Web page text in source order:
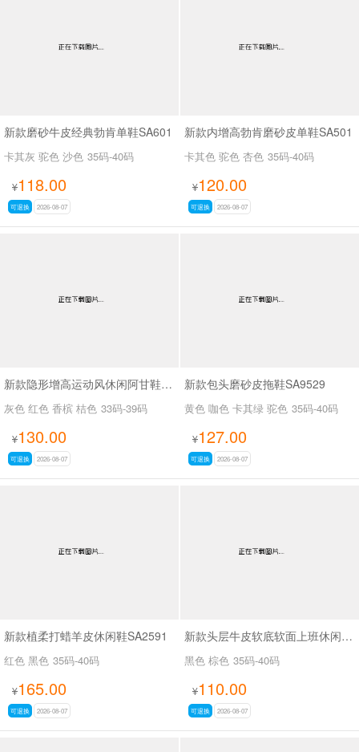
新款磨砂牛皮经典勃肯单鞋SA601
卡其灰 驼色 沙色 35码-40码
¥118.00
可退换 2026-08-07
新款内增高勃肯磨砂皮单鞋SA501
卡其色 驼色 杏色 35码-40码
¥120.00
可退换 2026-08-07
新款隐形增高运动风休闲阿甘鞋SA54133
灰色 红色 香槟 桔色 33码-39码
¥130.00
可退换 2026-08-07
新款包头磨砂皮拖鞋SA9529
黄色 咖色 卡其绿 驼色 35码-40码
¥127.00
可退换 2026-08-07
新款植柔打蜡羊皮休闲鞋SA2591
红色 黑色 35码-40码
¥165.00
可退换 2026-08-07
新款头层牛皮软底软面上班休闲百搭女鞋SA3089
黑色 棕色 35码-40码
¥110.00
可退换 2026-08-07